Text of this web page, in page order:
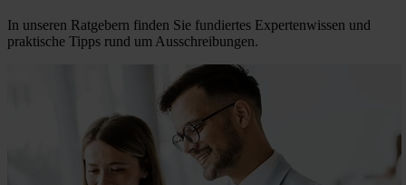
In unseren Ratgebern finden Sie fundiertes Expertenwissen und
praktische Tipps rund um Ausschreibungen.